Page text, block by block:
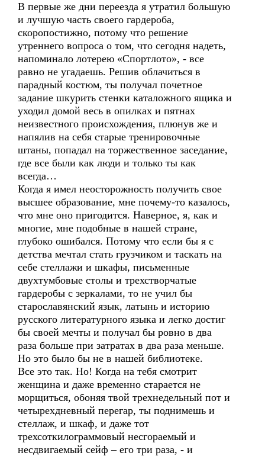
В первые же дни переезда я утратил большую
и лучшую часть своего гардероба,
скоропостижно, потому что решение
утреннего вопроса о том, что сегодня надеть,
напоминало лотерею «Спортлото», - все
равно не угадаешь. Решив облачиться в
парадный костюм, ты получал почетное
задание шкурить стенки каталожного ящика и
уходил домой весь в опилках и пятнах
неизвестного происхождения, плюнув же и
напялив на себя старые тренировочные
штаны, попадал на торжественное заседание,
где все были как люди и только ты как
всегда…
Когда я имел неосторожность получить свое
высшее образование, мне почему-то казалось,
что мне оно пригодится. Наверное, я, как и
многие, мне подобные в нашей стране,
глубоко ошибался. Потому что если бы я с
детства мечтал стать грузчиком и таскать на
себе стеллажи и шкафы, письменные
двухтумбовые столы и трехстворчатые
гардеробы с зеркалами, то не учил бы
старославянский язык, латынь и историю
русского литературного языка и легко достиг
бы своей мечты и получал бы ровно в два
раза больше при затратах в два раза меньше.
Но это было бы не в нашей библиотеке.
Все это так. Но! Когда на тебя смотрит
женщина и даже временно старается не
морщиться, обоняя твой трехнедельный пот и
четырехдневный перегар, ты поднимешь и
стеллаж, и шкаф, и даже тот
трехсоткилограммовый несгораемый и
несдвигаемый сейф – его три раза, - и